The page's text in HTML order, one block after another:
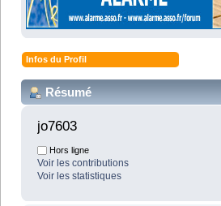
Infos du Profil
Résumé
jo7603
Hors ligne
Voir les contributions
Voir les statistiques